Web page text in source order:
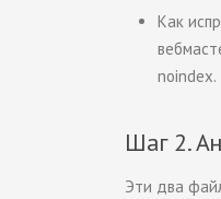
Как
noindex.
Шаг 2.
Эти два